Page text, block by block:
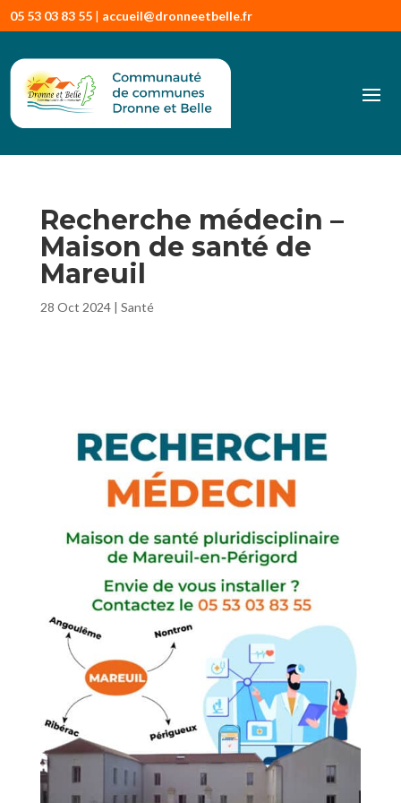
05 53 03 83 55 | accueil@dronneetbelle.fr
Recherche médecin –
Maison de santé de
Mareuil
28 Oct 2024| Santé